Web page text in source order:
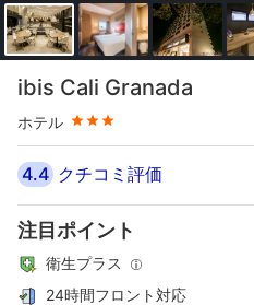
ibis Cali Granada
ホテル
星評価 3つ星
4.4 クチコミ評価
注目ポイント
衛生プラス
24時間フロント対応